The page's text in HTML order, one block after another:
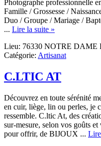
Photographe professionnelle
Famille / Grossesse /
Duo / Groupe / Mariage /
... Lire la suite »
Kells
–
Lieu: 76330 NOTRE
Catégorie: Artisanat
C.LTIC AT
Découvrez en toute sérénité
en cuir, liège, lin ou perles, je
ressemble. C.ltic At, des
sur-mesure, selon vos goûts
pour offrir, de BIJOUX ...